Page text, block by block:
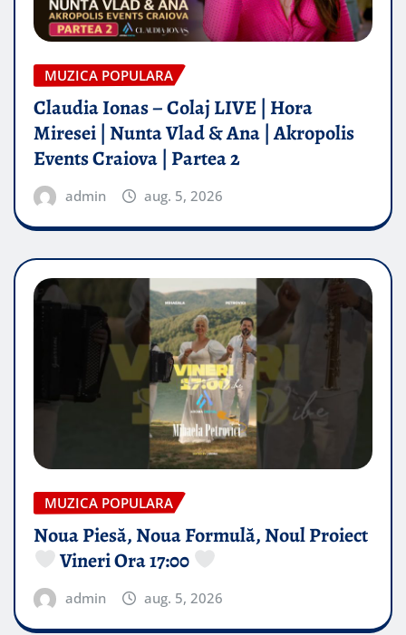
MUZICA POPULARA
Claudia Ionas – Colaj LIVE | Hora
Miresei | Nunta Vlad & Ana | Akropolis
Events Craiova | Partea 2
admin aug. 5, 2026
MUZICA POPULARA
Noua Piesă, Noua Formulă, Noul Proiect
Vineri Ora 17:00
admin aug. 5, 2026